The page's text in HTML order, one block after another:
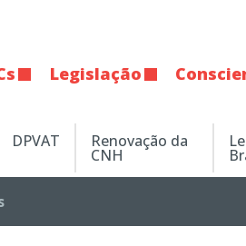
Legislação
DPVAT Renovação da
CNH